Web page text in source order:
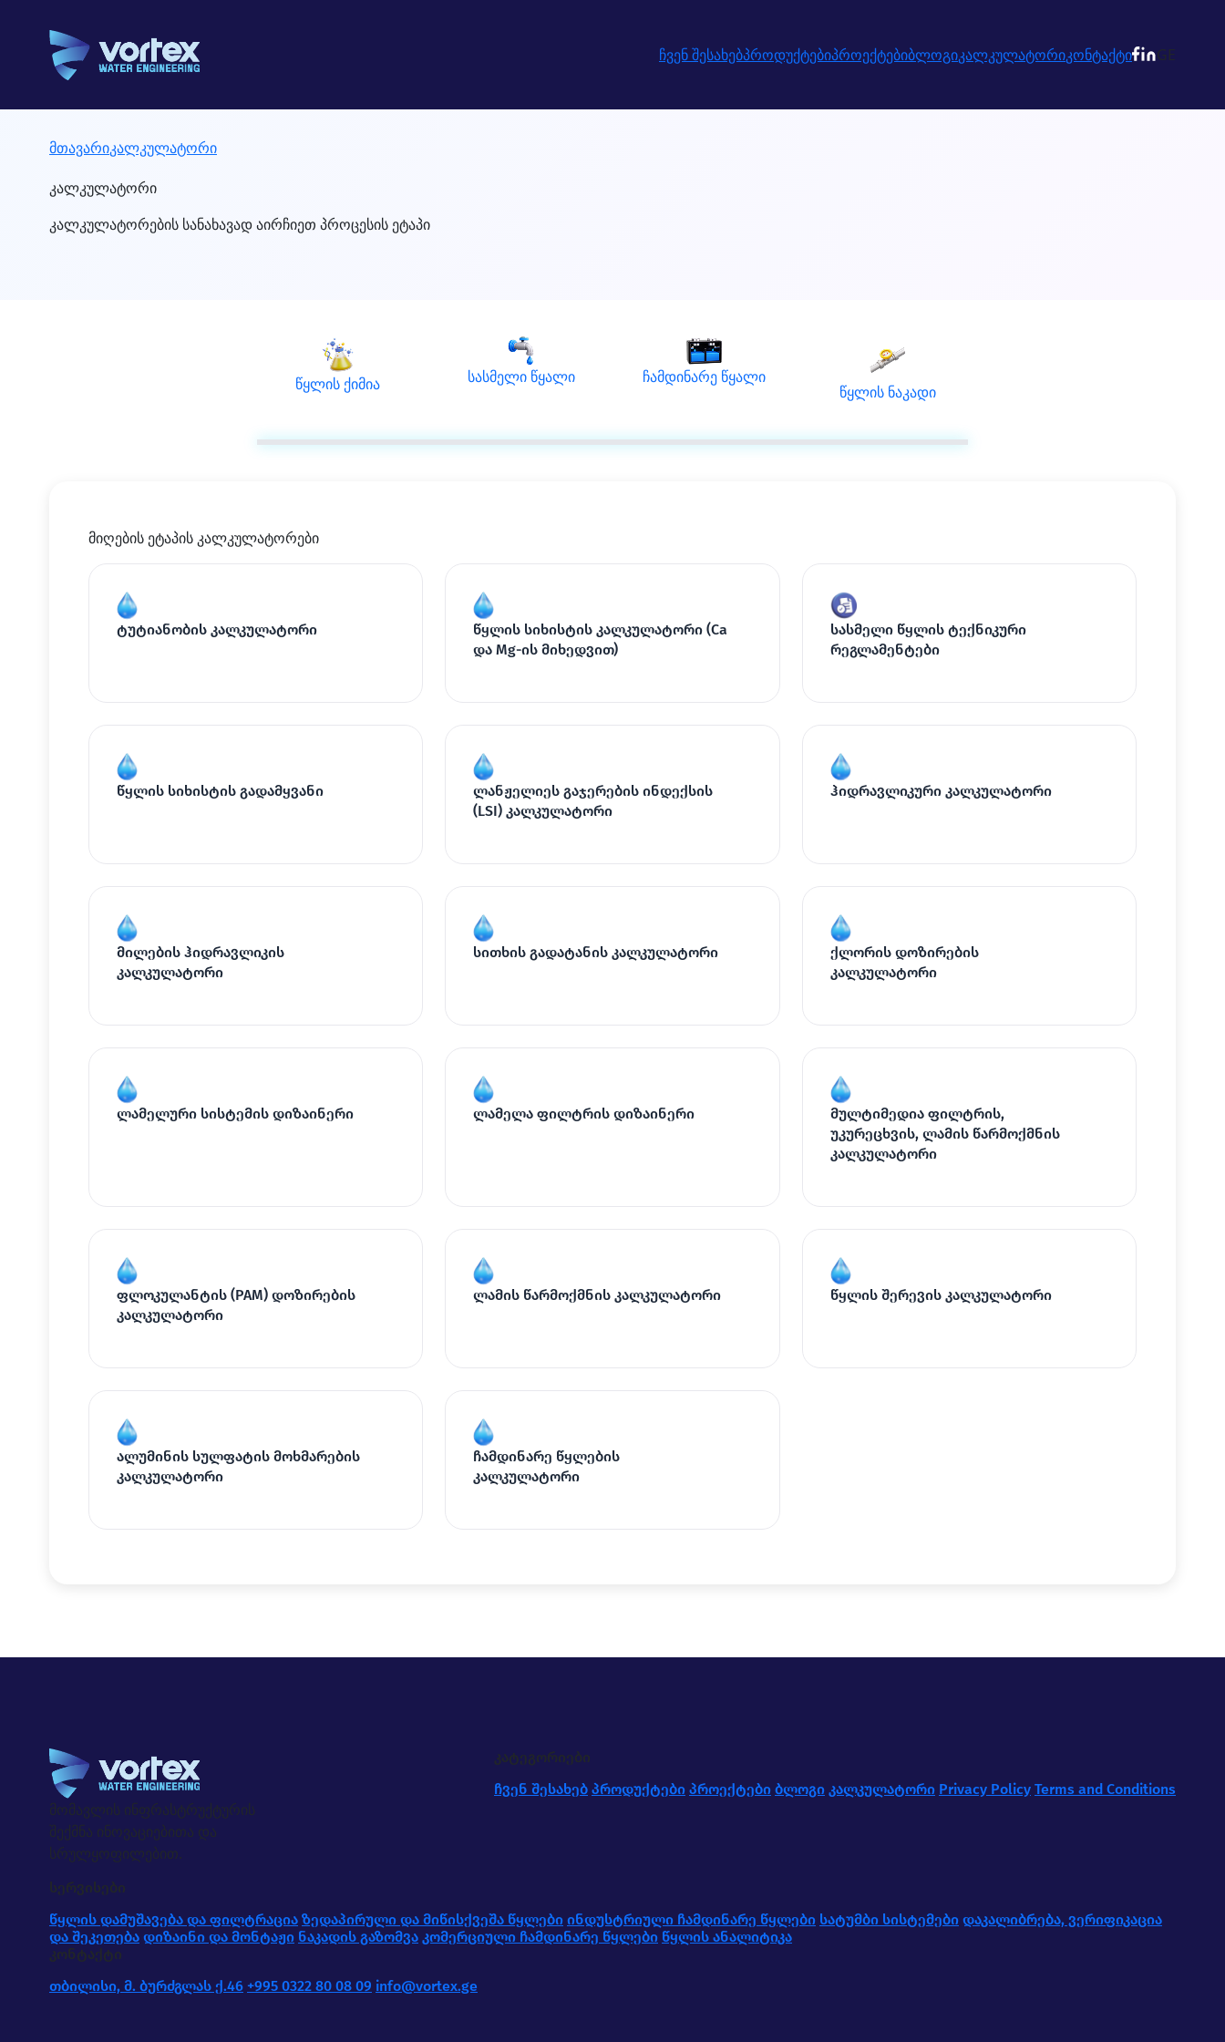
ჩვენ შესახებპროდუქტებიპროექტებიბლოგიკალკულატორიკონტაქტი GE
მთავარიკალკულატორი
კალკულატორი
კალკულატორების სანახავად აირჩიეთ პროცესის ეტაპი
წყლის ქიმია სასმელი წყალი ჩამდინარე წყალი
წყლის ნაკადი
მიღების ეტაპის კალკულატორები
ტუტიანობის კალკულატორი
წყლის სიხისტის კალკულატორი (Ca
და Mg-ის მიხედვით)
სასმელი წყლის ტექნიკური
რეგლამენტები
წყლის სიხისტის გადამყვანი
ლანჟელიეს გაჯერების ინდექსის
(LSI) კალკულატორი
ჰიდრავლიკური კალკულატორი
მილების ჰიდრავლიკის
კალკულატორი
სითხის გადატანის კალკულატორი
ქლორის დოზირების
კალკულატორი
ლამელური სისტემის დიზაინერი ლამელა ფილტრის დიზაინერი
მულტიმედია ფილტრის,
უკურეცხვის, ლამის წარმოქმნის
კალკულატორი
ფლოკულანტის (PAM) დოზირების
კალკულატორი
ლამის წარმოქმნის კალკულატორი წყლის შერევის კალკულატორი
ალუმინის სულფატის მოხმარების
კალკულატორი
ჩამდინარე წყლების
კალკულატორი
მომავლის ინფრასტრუქტურის
შექმნა ინოვაციებითა და
სრულყოფილებით.
კატეგორიები
ჩვენ შესახებ პროდუქტები პროექტები ბლოგი კალკულატორი Privacy Policy Terms and Conditions
სერვისები
წყლის დამუშავება და ფილტრაცია ზედაპირული და მიწისქვეშა წყლები ინდუსტრიული ჩამდინარე წყლები სატუმბი სისტემები დაკალიბრება, ვერიფიკაცია
და შეკეთება დიზაინი და მონტაჟი ნაკადის გაზომვა კომერციული ჩამდინარე წყლები წყლის ანალიტიკა
კონტაქტი
თბილისი, მ. ბურძგლას ქ.46 +995 0322 80 08 09 info@vortex.ge